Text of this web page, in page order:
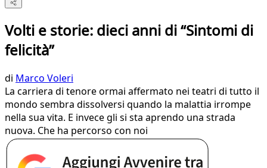
Volti e storie: dieci anni di “Sintomi di
felicità”
di Marco Voleri
La carriera di tenore ormai affermato nei teatri di tutto il
mondo sembra dissolversi quando la malattia irrompe
nella sua vita. E invece gli si sta aprendo una strada
nuova. Che ha percorso con noi